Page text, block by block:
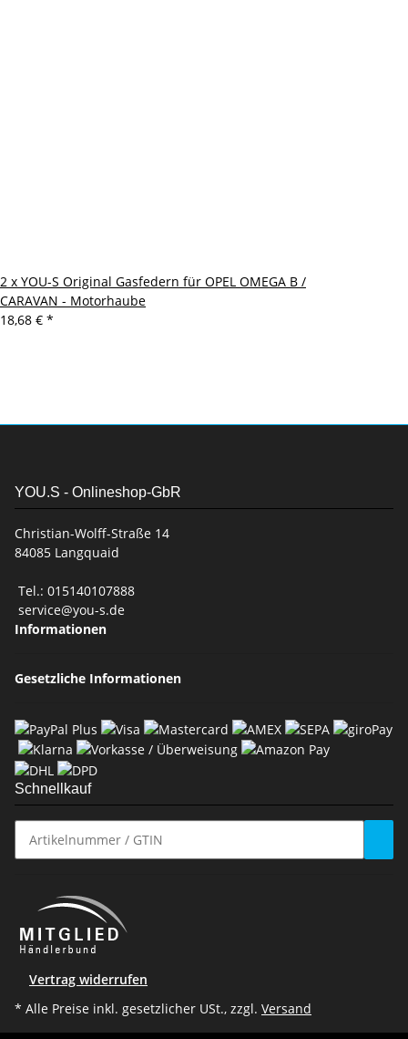
2 x YOU-S Original Gasfedern für OPEL OMEGA B /
CARAVAN - Motorhaube
18,68 € *
YOU.S - Onlineshop-GbR
Christian-Wolff-Straße 14
84085 Langquaid
Tel.: 015140107888
service@you-s.de
Informationen
Gesetzliche Informationen
Schnellkauf
Vertrag widerrufen
* Alle Preise inkl. gesetzlicher USt., zzgl. Versand